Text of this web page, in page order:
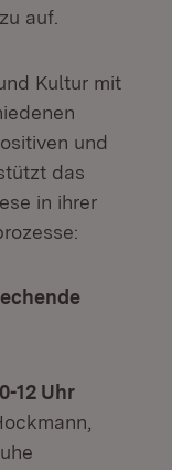
auf.
Kultur mit
und
das
in ihrer
12 Uhr